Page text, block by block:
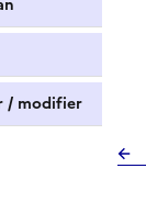
/ modifier